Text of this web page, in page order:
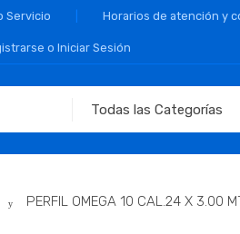
Servicio Horarios de atención y
o Iniciar Sesión
PERFIL OMEGA 10 CAL.24 X 3.00